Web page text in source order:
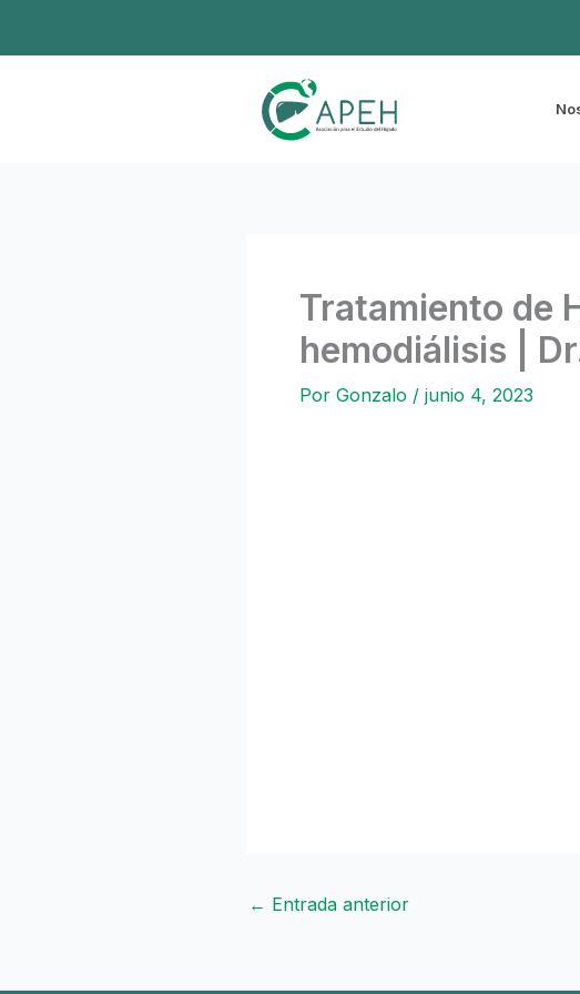
Tratamiento de
hemodiálisis |
Por Gonzalo / junio 4, 2023
← Entrada anterior